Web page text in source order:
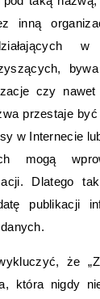
inną
w
czy
przestaje
w Internecie
mogą
Dlatego
publikacji
że
która nigdy